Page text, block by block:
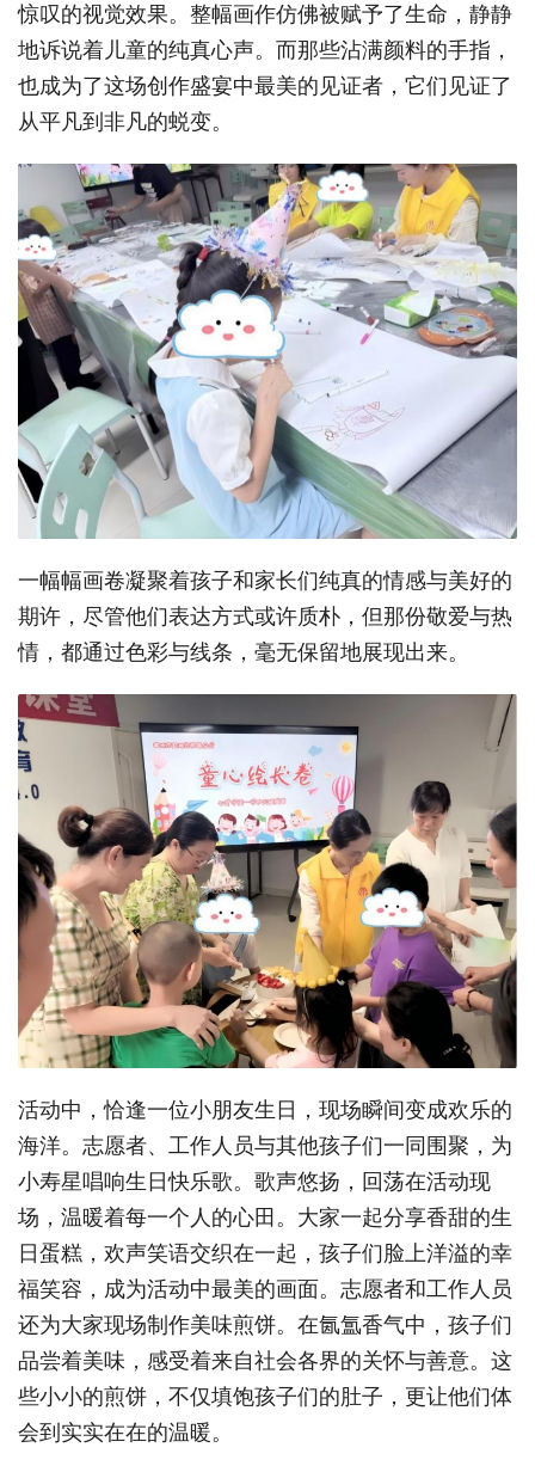
惊叹的视觉效果。整幅画作仿佛被赋予了生命，静静
地诉说着儿童的纯真心声。而那些沾满颜料的手指，
也成为了这场创作盛宴中最美的见证者，它们见证了
从平凡到非凡的蜕变。
一幅幅画卷凝聚着孩子和家长们纯真的情感与美好的
期许，尽管他们表达方式或许质朴，但那份敬爱与热
情，都通过色彩与线条，毫无保留地展现出来。
活动中，恰逢一位小朋友生日，现场瞬间变成欢乐的
海洋。志愿者、工作人员与其他孩子们一同围聚，为
小寿星唱响生日快乐歌。歌声悠扬，回荡在活动现
场，温暖着每一个人的心田。大家一起分享香甜的生
日蛋糕，欢声笑语交织在一起，孩子们脸上洋溢的幸
福笑容，成为活动中最美的画面。志愿者和工作人员
还为大家现场制作美味煎饼。在氤氲香气中，孩子们
品尝着美味，感受着来自社会各界的关怀与善意。这
些小小的煎饼，不仅填饱孩子们的肚子，更让他们体
会到实实在在的温暖。